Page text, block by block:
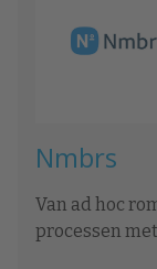
Nmbrs
Van ad hoc
processen